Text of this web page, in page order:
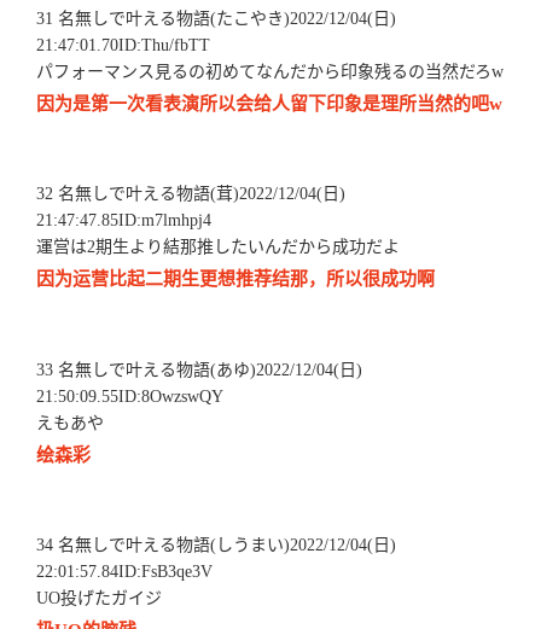
31 名無しで叶える物語(たこやき)2022/12/04(日)
21:47:01.70ID:Thu/fbTT
パフォーマンス見るの初めてなんだから印象残るの当然だろw
因为是第一次看表演所以会给人留下印象是理所当然的吧w
32 名無しで叶える物語(茸)2022/12/04(日)
21:47:47.85ID:m7lmhpj4
運営は2期生より結那推したいんだから成功だよ
因为运营比起二期生更想推荐结那，所以很成功啊
33 名無しで叶える物語(あゆ)2022/12/04(日)
21:50:09.55ID:8OwzswQY
えもあや
绘森彩
34 名無しで叶える物語(しうまい)2022/12/04(日)
22:01:57.84ID:FsB3qe3V
UO投げたガイジ